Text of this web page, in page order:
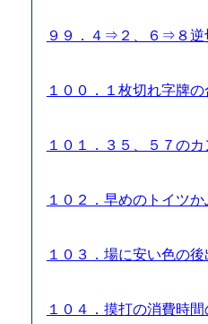
９９．４⇒２、６⇒８
１００．１枚切れ字牌
１０１．３５、５７の
１０２．早めのトイツ
１０３．場に安い色の
１０４．摸打の消費時